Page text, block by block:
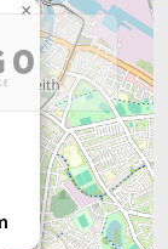
en Inglés
×